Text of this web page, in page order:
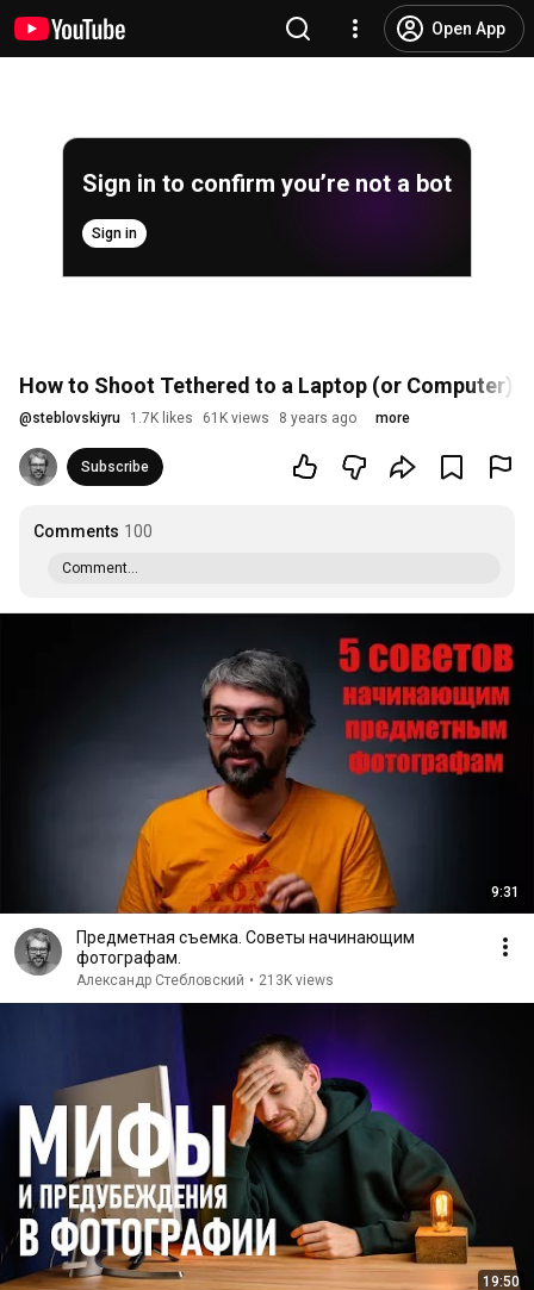
Open App
Sign in to confirm you’re not a bot
Sign in
How to Shoot Tethered to a Laptop (or Computer):
@steblovskiyru 1.7K likes 61K views 8 years ago more
Subscribe
Comments 100
Comment...
9:31
Предметная съемка. Советы начинающим
фотографам.
Александр Стебловский • 213K views
19:50